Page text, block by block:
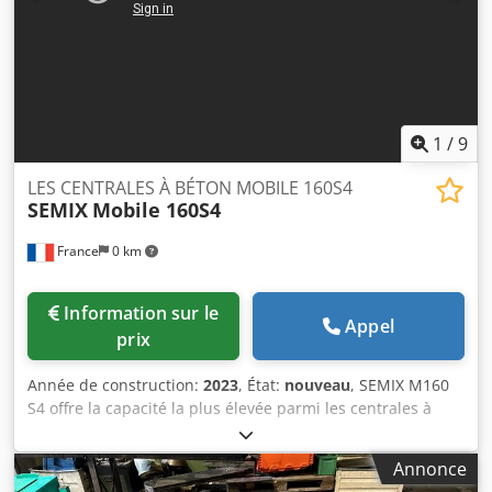
1 /9
France 0 km
LES CENTRALES À BÉTON MOBILE 160S4
SEMIX Mobile 160S4
prix
Appel
Année de construction: 2023, État: nouveau, SEMIX M160
S4 offre la capacité la plus élevée parmi les centrales à
béton mobiles au monde. Dodpfxsgazc Ns Aktjck SEMIX
Mobile 160 S4 équipé de malaxeurs à béton à double
arbre de capacité 6000/4000. Les malaxeurs à béton SEMIX
Annonce